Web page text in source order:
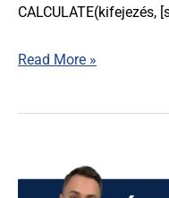
CALCULATE(kifejezés,
Read More »
használd